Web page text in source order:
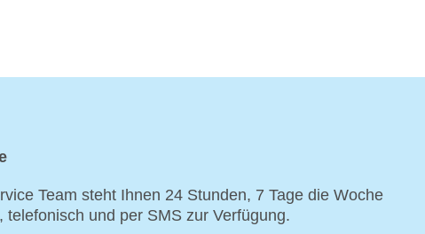
Team steht Ihnen 24 Stunden, 7 Tage die Woche
und per SMS zur Verfügung.